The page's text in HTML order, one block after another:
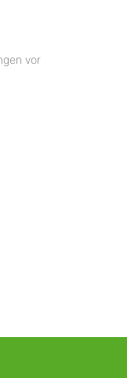
vor